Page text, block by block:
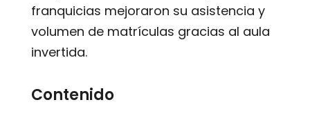
franquicias mejoraron su asistencia y
volumen de matrículas gracias al aula
invertida.
Contenido